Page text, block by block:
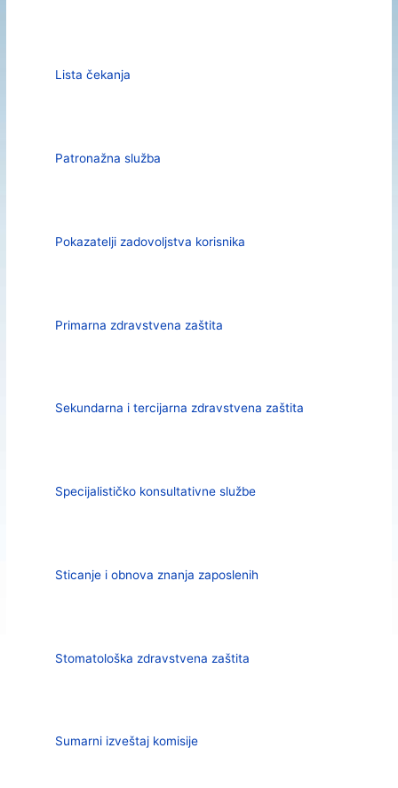
Lista čekanja
Patronažna služba
Pokazatelji zadovoljstva korisnika
Primarna zdravstvena zaštita
Sekundarna i tercijarna zdravstvena zaštita
Specijalističko konsultativne službe
Sticanje i obnova znanja zaposlenih
Stomatološka zdravstvena zaštita
Sumarni izveštaj komisije